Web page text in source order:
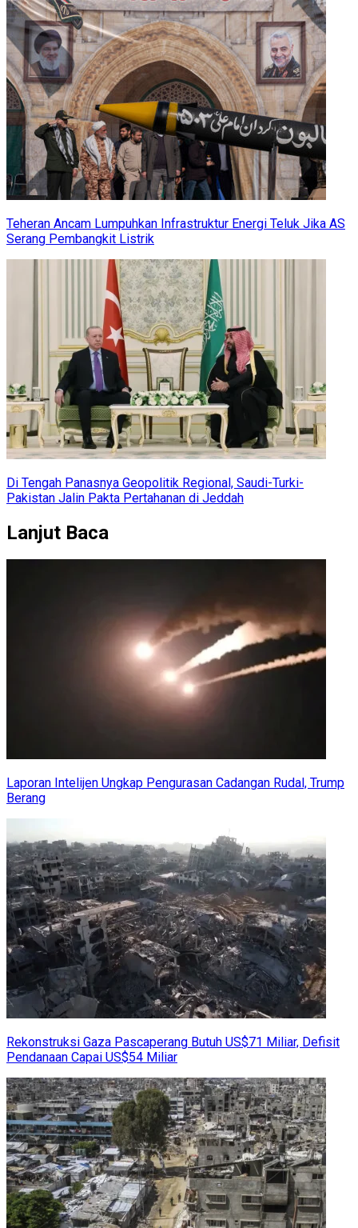
Teheran Ancam Lumpuhkan Infrastruktur Energi Teluk Jika AS
Serang Pembangkit Listrik
Di Tengah Panasnya Geopolitik Regional, Saudi-Turki-
Pakistan Jalin Pakta Pertahanan di Jeddah
Lanjut Baca
Laporan Intelijen Ungkap Pengurasan Cadangan Rudal, Trump
Berang
Rekonstruksi Gaza Pascaperang Butuh US$71 Miliar, Defisit
Pendanaan Capai US$54 Miliar